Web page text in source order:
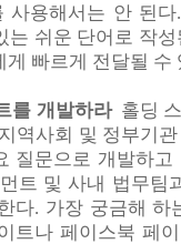
사용해서는 안 된다
는 쉬운 단어로 작
빠르게 전달될 수
를 개발하라 홀딩
지역사회 및 정부기
질문으로 개발하고
트 및 사내 법무팀
다. 가장 궁금해 하
트나 페이스북 페